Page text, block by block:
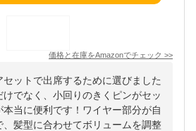
価格と在庫をAmazonでチェック >>
ットで出席するために選びました
けでなく、小回りのきくピンがセッ
本当に便利です！​ワイヤー部分が自
、髪型に合わせてボリュームを調整